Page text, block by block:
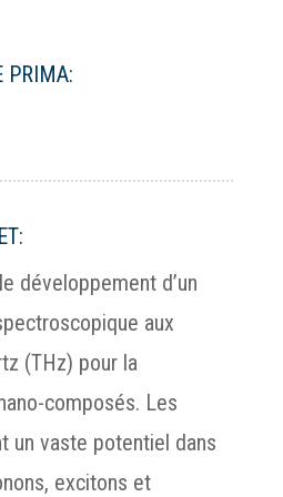
PRIMA:
développement d’un
aux
(THz) pour la
composés. Les
un vaste potentiel dans
excitons et